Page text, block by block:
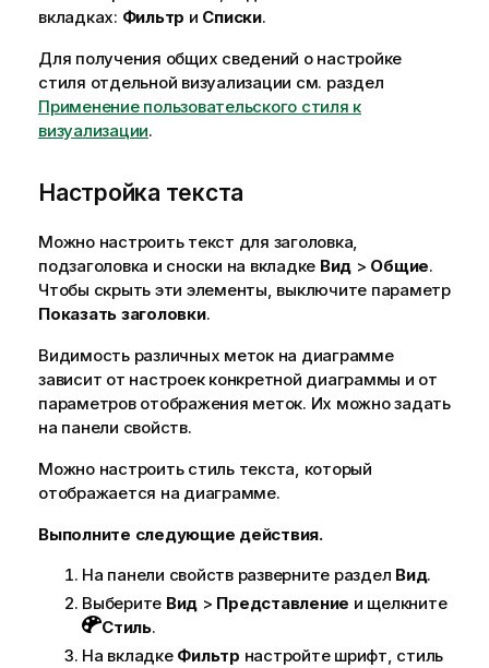
вкладках: Фильтр и Списки.
Для получения общих сведений о настройке
стиля отдельной визуализации см. раздел
Применение пользовательского стиля к
визуализации.
Настройка текста
Можно настроить текст для заголовка,
подзаголовка и сноски на вкладке Вид > Общие.
Чтобы скрыть эти элементы, выключите параметр
Показать заголовки.
Видимость различных меток на диаграмме
зависит от настроек конкретной диаграммы и от
параметров отображения меток. Их можно задать
на панели свойств.
Можно настроить стиль текста, который
отображается на диаграмме.
Выполните следующие действия.
На панели свойств разверните раздел Вид.
Выберите Вид > Представление и щелкните
Стиль.
На вкладке Фильтр настройте шрифт, стиль